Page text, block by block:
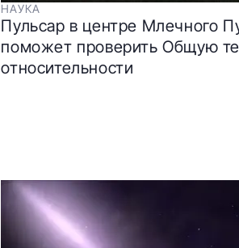
НАУКА
Пульсар в центре Млечного
поможет проверить Общую
относительности